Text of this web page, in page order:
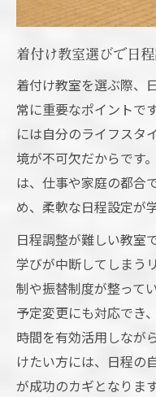
着付け教室選びで日
着付け教室を選ぶ際、
常に重要なポイントで
には自分のライフスタ
境が不可欠だからです
は、仕事や家庭の都合
め、柔軟な日程設定が
日程調整が難しい教室
学びが中断してしまう
制や振替制度が整って
予定変更にも対応でき
時間を有効活用しなが
けたい方には、日程の
が成功のカギとなります